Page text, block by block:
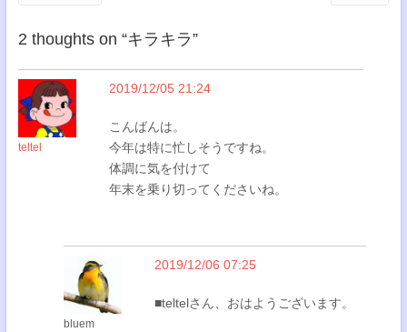
2 thoughts on “キラキラ”
teltel
2019/12/05 21:24
こんばんは。
今年は特に忙しそうですね。
体調に気を付けて
年末を乗り切ってくださいね。
bluem
2019/12/06 07:25
■teltelさん、おはようございます。